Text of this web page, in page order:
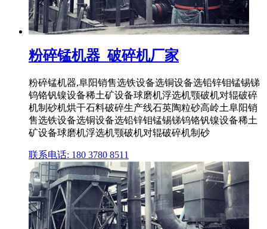
粉碎锰机器_破碎机厂家
粉碎锰机器,阜阳销售选铁设备选铜设备选铅锌钼锰锡锑
钨铬钒镍设备稀土矿设备球磨机浮选机颚破机对辊破碎
机制砂机烘干石料破碎生产线石英陶粒砂高岭土阜阳销
售选铁设备选铜设备选铅锌钼锰锡锑钨铬钒镍设备稀土
矿设备球磨机浮选机颚破机对辊破碎机制砂
联系电话: 180 3780 8511